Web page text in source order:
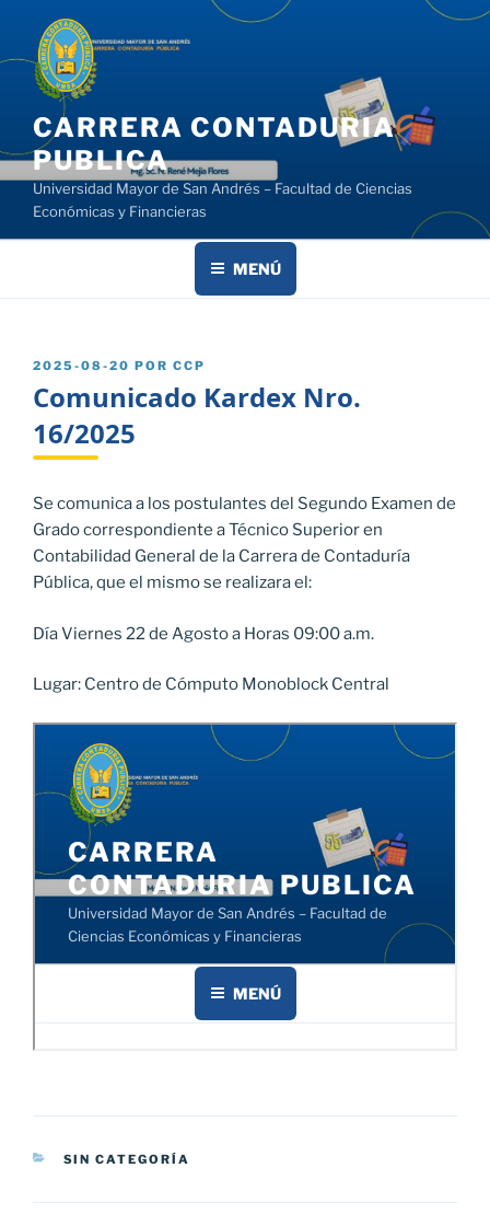
contenido
CARRERA CONTADURIA
PUBLICA
Universidad Mayor de San Andrés – Facultad de Ciencias
Económicas y Financieras
MENÚ
PUBLICADO
2025-08-20 POR CCP
Comunicado Kardex Nro.
16/2025
Se comunica a los postulantes del Segundo Examen de
Grado correspondiente a Técnico Superior en
Contabilidad General de la Carrera de Contaduría
Pública, que el mismo se realizara el:
Día Viernes 22 de Agosto a Horas 09:00 a.m.
Lugar: Centro de Cómputo Monoblock Central
CATEGORÍAS
SIN CATEGORÍA